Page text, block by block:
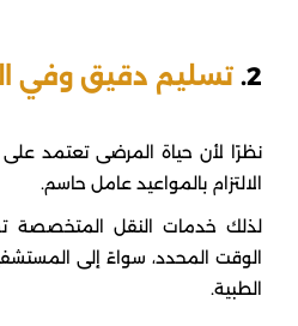
2. تسليم دقيق وفي
نظرًا لأن حياة المرضى تعتمد على
الالتزام بالمواعيد عامل حاسم.
لذلك خدمات النقل المتخصصة
الوقت المحدد، سواءً إلى
الطبية.